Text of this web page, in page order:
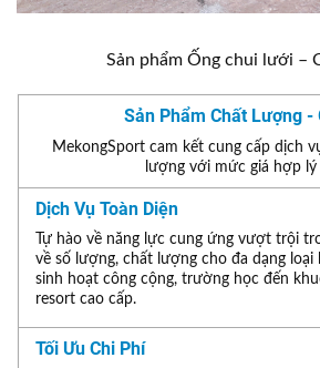
Sản phẩm Ống chui lưới –
Sản Phẩm Chất Lượng -
MekongSport cam kết cung cấp dịch
lượng với mức giá hợp lý
Dịch Vụ Toàn Diện
Tự hào về năng lực cung ứng vượt trội
về số lượng, chất lượng cho đa dạng
sinh hoạt công cộng, trường học đến
resort cao cấp.
Tối Ưu Chi Phí